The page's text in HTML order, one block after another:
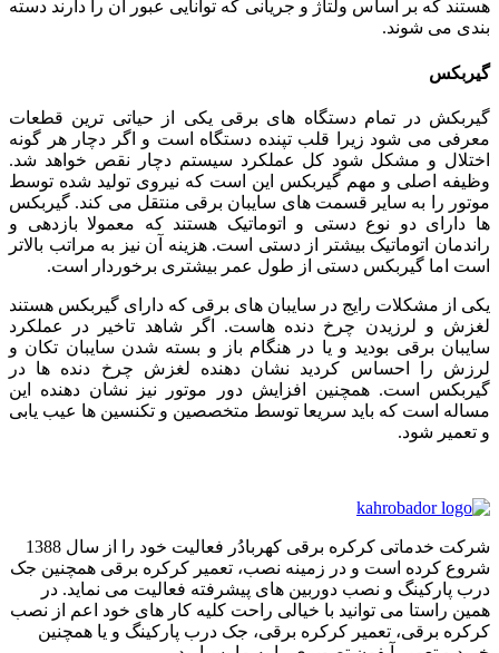
هستند که بر اساس ولتاژ و جریانی که توانایی عبور آن را دارند دسته
بندی می شوند.
گیربکس
گیربکش در تمام دستگاه های برقی یکی از حیاتی ترین قطعات
معرفی می شود زیرا قلب تپنده دستگاه است و اگر دچار هر گونه
اختلال و مشکل شود کل عملکرد سیستم دچار نقص خواهد شد.
وظیفه اصلی و مهم گیربکس این است که نیروی تولید شده توسط
موتور را به سایر قسمت های سایبان برقی منتقل می کند. گیربکس
ها دارای دو نوع دستی و اتوماتیک هستند که معمولا بازدهی و
راندمان اتوماتیک بیشتر از دستی است. هزینه آن نیز به مراتب بالاتر
است اما گیربکس دستی از طول عمر بیشتری برخوردار است.
یکی از مشکلات رایج در سایبان های برقی که دارای گیربکس هستند
لغزش و لرزیدن چرخ دنده هاست. اگر شاهد تاخیر در عملکرد
سایبان برقی بودید و یا در هنگام باز و بسته شدن سایبان تکان و
لرزش را احساس کردید نشان دهنده لغزش چرخ دنده ها در
گیربکس است. همچنین افزایش دور موتور نیز نشان دهنده این
مساله است که باید سریعا توسط متخصصین و تکنسین ها عیب یابی
و تعمیر شود.
شرکت خدماتی کرکره برقی کهربادُر فعالیت خود را از سال 1388
شروع کرده است و در زمینه نصب، تعمیر کرکره برقی همچنین جک
درب پارکینگ و نصب دوربین های پیشرفته فعالیت می نماید. در
همین راستا می توانید با خیالی راحت کلیه کار های خود اعم از نصب
کرکره برقی، تعمیر کرکره برقی، جک درب پارکینگ و یا همچنین